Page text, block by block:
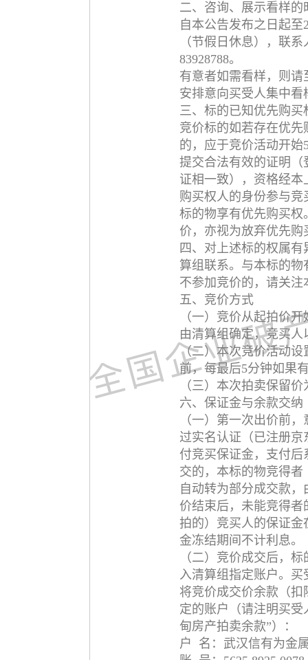
二、咨询、展示看样的
自本公告发布之日起至
（节假日休息），联
83928788。
有意者如需看样，则
安排意向买受人集中看
三、标的已知优先购买
竞价标的如若存在优
的，应于竞价活动开
提交合法有效的证明
证相一致），资格经
购买权人的身份参与
标的物享有优先购买
价，亦视为放弃优先购
四、对上述标的权属
算组联系。与本标的
不参加竞价的，请关
五、竞价方式
（一）竞价从起拍价
由清算组确定，竞买
（二）本次竞价活动
前，每最后5分钟如果
（三）本次拍卖保留
六、保证金与余款交纳
（一）第一次出价前
过实名认证（已注册
付竞买保证金，支付
交的，本标的物竞得
自动转为部分成交款
价结束后，未能竞得
拍的）竞买人的保证
金冻结期间不计利息。
（二）竞价成交后，
入清算组指定账户。
将竞价成交价余款（
定的账户（请注明买
甸房产拍卖余款”）：
户 名：武汉信有为金